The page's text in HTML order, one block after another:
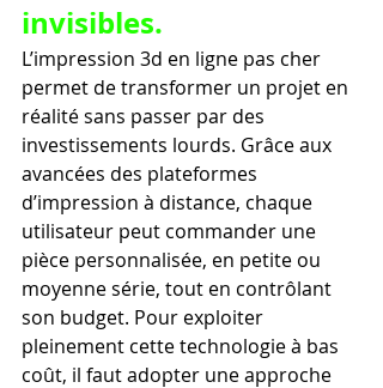
invisibles.
L’impression 3d en ligne pas cher
permet de transformer un projet en
réalité sans passer par des
investissements lourds. Grâce aux
avancées des plateformes
d’impression à distance, chaque
utilisateur peut commander une
pièce personnalisée, en petite ou
moyenne série, tout en contrôlant
son budget. Pour exploiter
pleinement cette technologie à bas
coût, il faut adopter une approche